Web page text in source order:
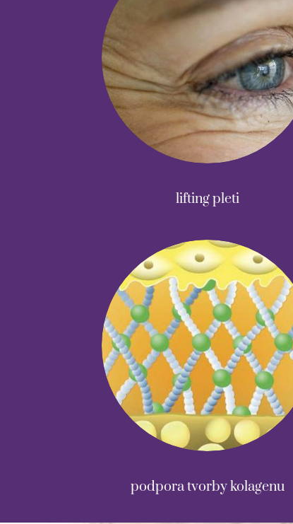
lifting pleti
podpora tvorby kolagenu